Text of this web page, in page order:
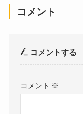
コメント
コメントする
コメント ※